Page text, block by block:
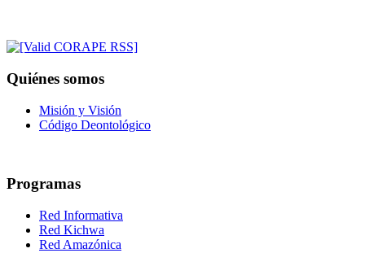
Quiénes somos
Misión y Visión
Código Deontológico
Programas
Red Informativa
Red Kichwa
Red Amazónica